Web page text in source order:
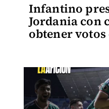
Infantino
Jordania con
obtener votos